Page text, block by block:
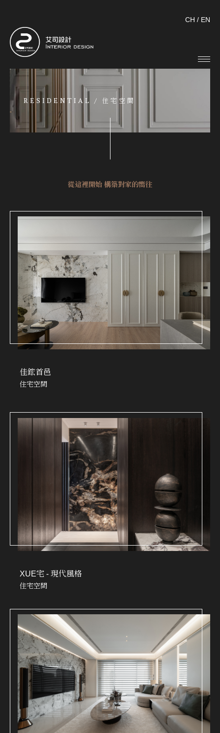
CH / EN
RESIDENTIAL / 住宅空間
從這裡開始 構築對家的嚮往
佳鋐首邑
住宅空間
XUE宅 - 現代風格
住宅空間